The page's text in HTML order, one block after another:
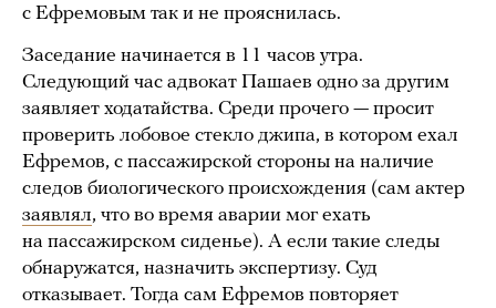
с Ефремовым так и не прояснилась.
Заседание начинается в 11 часов утра.
Следующий час адвокат Пашаев одно за другим
заявляет ходатайства. Среди прочего — просит
проверить лобовое стекло джипа, в котором ехал
Ефремов, с пассажирской стороны на наличие
следов биологического происхождения (сам актер
заявлял, что во время аварии мог ехать
на пассажирском сиденье). А если такие следы
обнаружатся, назначить экспертизу. Суд
отказывает. Тогда сам Ефремов повторяет